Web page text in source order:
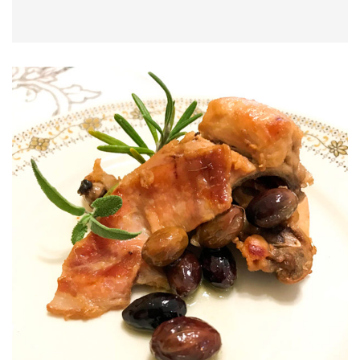
Broccoletti Soffocati
• 2 Kg di broccoletti
• Abbondante olio Evo Romeo
• 5 spicchi di aglio e peperoncino
6 salsicce
Oliva di Gaeta DOP Ficacci
PROCEDIMENTO:
Mondare i broccoletti, lavarli e metterli nella
pentola ancora bagnati. Aggiungere due bicchieri
di acqua e il sale. Coprire il tutto con un piatto e
chiudere la pentola con un coperchio. Lasciare
cuocere lentamente.
A fine cottura ripassare i broccoletti in padella